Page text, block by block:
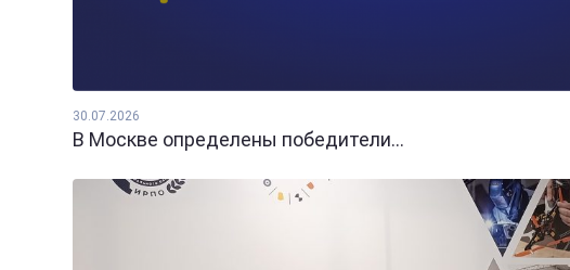
30.07.2026
В Москве определены победители...